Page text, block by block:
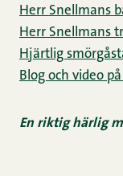
Herr Snellmans
Herr Snellmans
Hjärtlig
Blog och video
En riktig härlig